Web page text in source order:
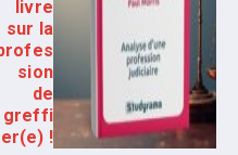
livre
sur la
sion
de
greffi
er(e) !